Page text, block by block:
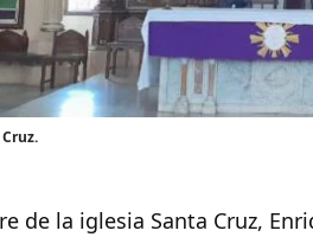
de la iglesia Santa Cruz,